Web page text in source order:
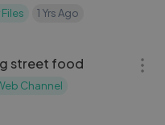
The paper Cup
1 Yrs Ago
street food
Channel